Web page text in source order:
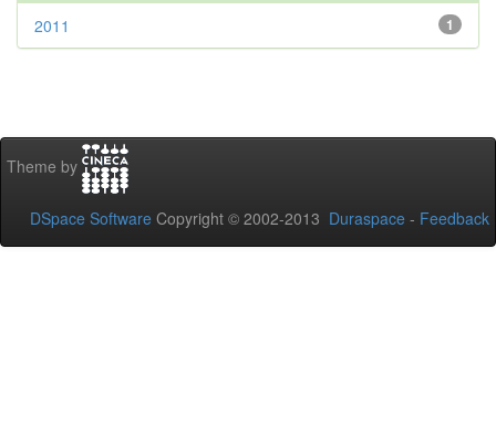
1
2011
Theme by
DSpace Software Copyright © 2002-2013 Duraspace - Feedback